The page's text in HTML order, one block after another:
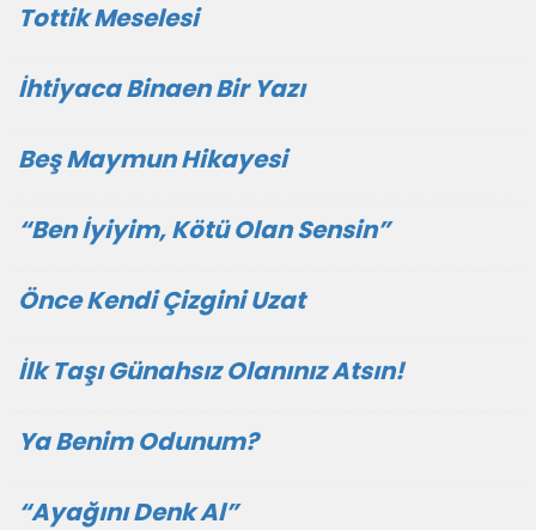
Tottik Meselesi
İhtiyaca Binaen Bir Yazı
Beş Maymun Hikayesi
“Ben İyiyim, Kötü Olan Sensin”
Önce Kendi Çizgini Uzat
İlk Taşı Günahsız Olanınız Atsın!
Ya Benim Odunum?
“Ayağını Denk Al”